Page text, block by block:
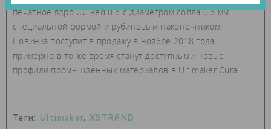
печатное ядро CC Red 0.6 с диаметром сопла 0,6 мм,
специальной формой и рубиновым наконечником.
Новинка поступит в продажу в ноябре 2018 года,
примерно в то же время станут доступными новые
профили промышленных материалов в Ultimaker Cura.
Теги: Ultimaker, XSTRAND